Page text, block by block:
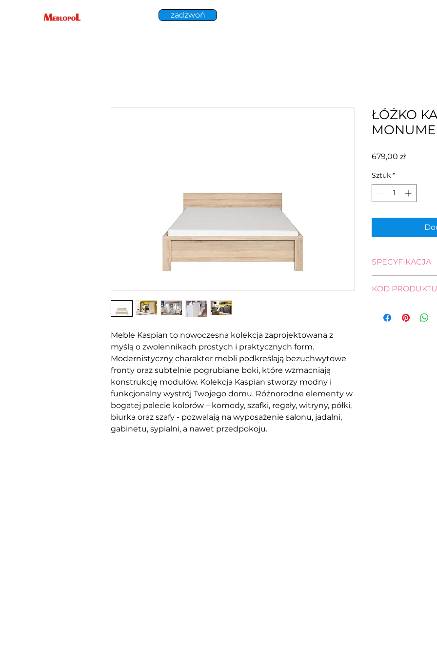
zadzwoń
Meble Kaspian to nowoczesna kolekcja zaprojektowana z
myślą o zwolennikach prostych i praktycznych form.
Modernistyczny charakter mebli podkreślają bezuchwytowe
fronty oraz subtelnie pogrubiane boki, które wzmacniają
konstrukcję modułów. Kolekcja Kaspian stworzy modny i
funkcjonalny wystrój Twojego domu. Różnorodne elementy w
bogatej palecie kolorów – komody, szafki, regały, witryny, półki,
biurka oraz szafy - pozwalają na wyposażenie salonu, jadalni,
gabinetu, sypialni, a nawet przedpokoju.
ŁÓŻKO
679,00 złCena
Sztuk *
SPECYFIKACJA
długość: 206,5 cm
KOD PRODUKTU
S128-LOZ/140-